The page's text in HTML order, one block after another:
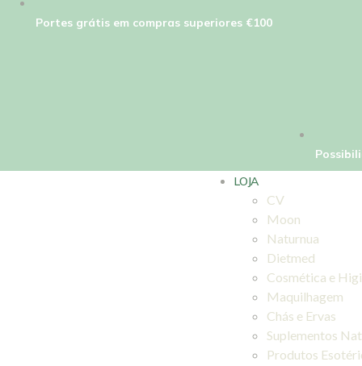
Portes grátis em compras superiores €100
LOJA
CV
Moon
Naturnua
Dietmed
Cosmética e
Maquilhagem
Chás e Ervas
Suplementos
Produtos